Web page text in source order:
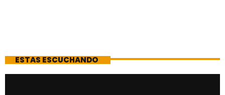
ESTAS ESCUCHANDO